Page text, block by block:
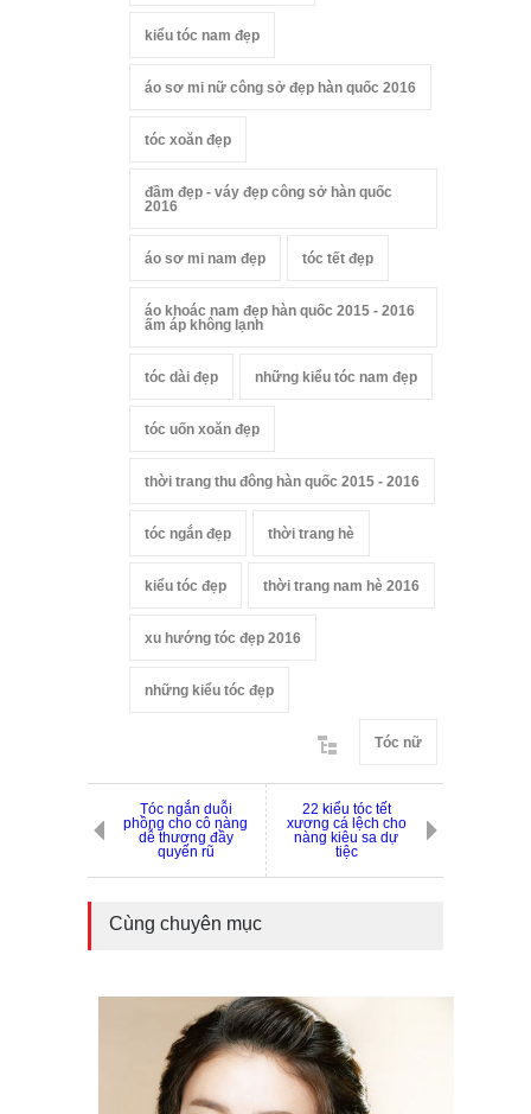
kiểu tóc nam đẹp
áo sơ mi nữ công sở đẹp hàn quốc 2016
tóc xoăn đẹp
đầm đẹp - váy đẹp công sở hàn quốc
2016
áo sơ mi nam đẹp tóc tết đẹp
áo khoác nam đẹp hàn quốc 2015 - 2016
ấm áp không lạnh
tóc dài đẹp những kiểu tóc nam đẹp
tóc uốn xoăn đẹp
thời trang thu đông hàn quốc 2015 - 2016
tóc ngắn đẹp thời trang hè
kiểu tóc đẹp thời trang nam hè 2016
xu hướng tóc đẹp 2016
những kiểu tóc đẹp
Tóc nữ
Tóc ngắn duỗi
phồng cho cô nàng
dễ thương đầy
quyến rũ
22 kiểu tóc tết
xương cá lệch cho
nàng kiêu sa dự
tiệc
Cùng chuyên mục